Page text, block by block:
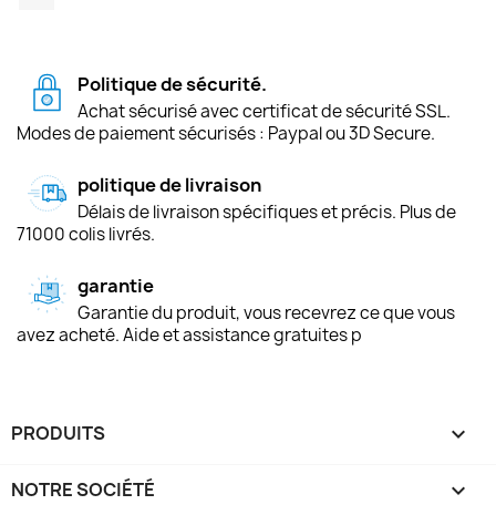
Politique de sécurité.
Achat sécurisé avec certificat de sécurité SSL.
Modes de paiement sécurisés : Paypal ou 3D Secure.
politique de livraison
Délais de livraison spécifiques et précis. Plus de
71000 colis livrés.
garantie
Garantie du produit, vous recevrez ce que vous
avez acheté. Aide et assistance gratuites p
PRODUITS 
NOTRE SOCIÉTÉ 